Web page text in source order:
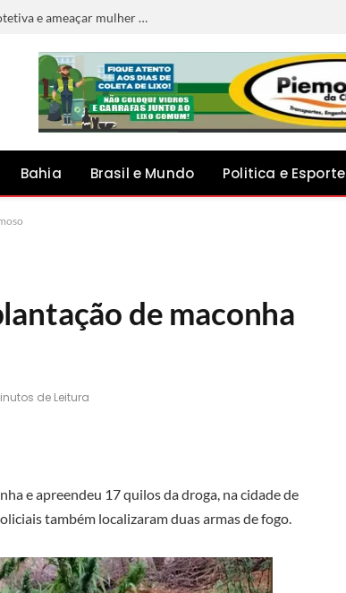
Homem é preso por descumprir medida protetiva e ameaçar mulher em Jacobina
Bahia Brasil e Mundo Politica e Esporte
de maconha
de Leitura
e apreendeu 17 quilos da droga, na cidade de
também localizaram duas armas de fogo.